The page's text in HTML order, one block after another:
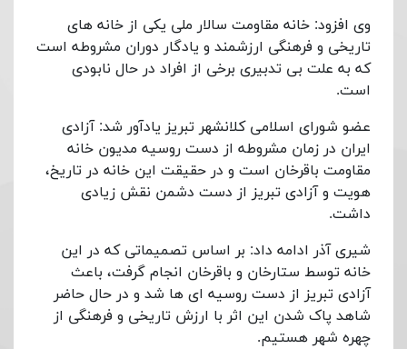
وی افزود: خانه مقاومت سالار ملی یکی از خانه های
تاریخی و فرهنگی ارزشمند و یادگار دوران مشروطه است
که به علت بی تدبیری برخی از افراد در حال نابودی
است.
عضو شورای اسلامی کلانشهر تبریز یادآور شد: آزادی
ایران در زمان مشروطه از دست روسیه مدیون خانه
مقاومت باقرخان است و در حقیقت این خانه در تاریخ،
هویت و آزادی تبریز از دست دشمن نقش زیادی
داشت.
شیری آذر ادامه داد: بر اساس تصمیماتی که در این
خانه توسط ستارخان و باقرخان انجام گرفت، باعث
آزادی تبریز از دست روسیه ای ها شد و در حال حاضر
شاهد پاک شدن این اثر با ارزش تاریخی و فرهنگی از
چهره شهر هستیم.